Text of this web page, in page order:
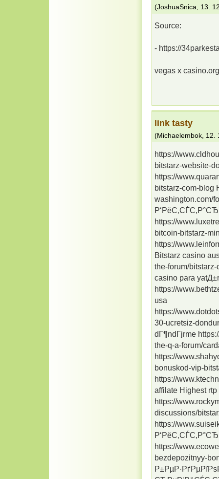
(JoshuaSnica 13.
Source:
- https://
vegas x casino.org
link tasty
(Michaelembok 12.
https://
bitstarz-website-
https://
bitstarz-com-blog
washington.com/
https://
bitcoin-bitstarz-
https://
Bitstarz casino
the-forum/
casino para
https://
usa
https://
30-ucretsiz-
dГ¶ndГјrme
the-q-a-forum/
https://
bonuskod-vip-
https://
affilate Highest rtp
https://
discussions/
https://
https://
bezdepozitnyy-